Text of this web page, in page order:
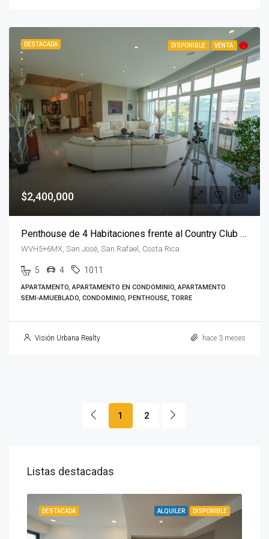
DESTACADA DISPONIBLE VENTA
$2,400,000
Penthouse de 4 Habitaciones frente al Country Club con vista 360º
WVH5+6MX, San José, San Rafael, Costa Rica
5 4 1011
APARTAMENTO, APARTAMENTO EN CONDOMINIO, APARTAMENTO
SEMI-AMUEBLADO, CONDOMINIO, PENTHOUSE, TORRE
Visión Urbana Realty hace 3 meses
1 2
Listas destacadas
ALQUILER DISPONIBLE
DESTACADA